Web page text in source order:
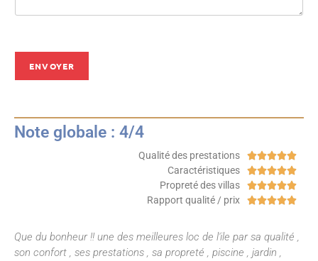
ENVOYER
Note globale : 4/4
Qualité des prestations 
Caractéristiques 
Propreté des villas 
Rapport qualité / prix 
Que du bonheur !! une des meilleures loc de l'ile par sa qualité ,
son confort , ses prestations , sa propreté , piscine , jardin ,